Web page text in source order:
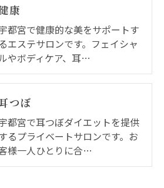
康
都宮で健康的な美をサポートす
るエステサロンです。フェイシャ
やボディケア、耳…
つぼ
都宮で耳つぼダイエットを提供
るプライベートサロンです。お
様一人ひとりに合…